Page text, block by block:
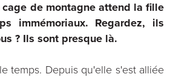
cage de montagne attend la fille
immémoriaux. Regardez, ils
? Ils sont presque là.
temps. Depuis qu'elle s'est alliée